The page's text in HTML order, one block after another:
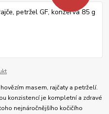
masem, rajčaty a petrželí.
konzistencí je kompletní a zdravé
nejnáročnějšího kočičího